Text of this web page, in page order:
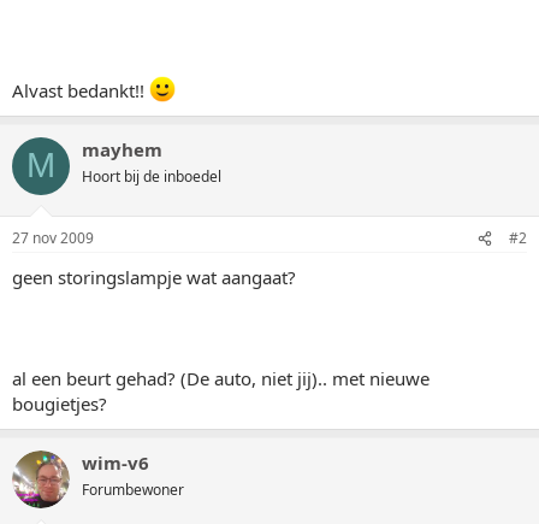
Alvast bedankt!!
M mayhem
Hoort bij de inboedel
27 nov 2009 #2
geen storingslampje wat aangaat?
al een beurt gehad? (De auto, niet jij).. met nieuwe
bougietjes?
wim-v6
Forumbewoner